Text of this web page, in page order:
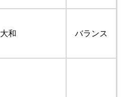
大和 バランス